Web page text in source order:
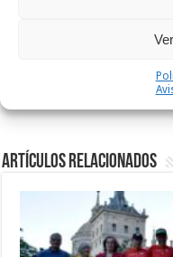
Clasificaciones de los
Artículos relacionados